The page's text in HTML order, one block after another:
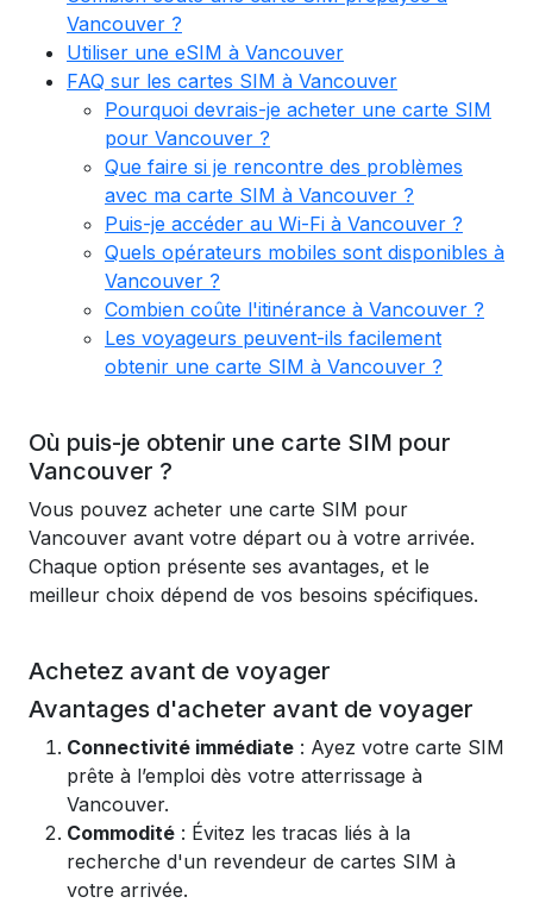
Vancouver ?
Utiliser une eSIM à Vancouver
FAQ sur les cartes SIM à Vancouver
Pourquoi devrais-je acheter une carte SIM
pour Vancouver ?
Que faire si je rencontre des problèmes
avec ma carte SIM à Vancouver ?
Puis-je accéder au Wi-Fi à Vancouver ?
Quels opérateurs mobiles sont disponibles à
Vancouver ?
Combien coûte l'itinérance à Vancouver ?
Les voyageurs peuvent-ils facilement
obtenir une carte SIM à Vancouver ?
Où puis-je obtenir une carte SIM pour
Vancouver ?
Vous pouvez acheter une carte SIM pour
Vancouver avant votre départ ou à votre arrivée.
Chaque option présente ses avantages, et le
meilleur choix dépend de vos besoins spécifiques.
Achetez avant de voyager
Avantages d'acheter avant de voyager
Connectivité immédiate : Ayez votre carte SIM
prête à l’emploi dès votre atterrissage à
Vancouver.
Commodité : Évitez les tracas liés à la
recherche d'un revendeur de cartes SIM à
votre arrivée.